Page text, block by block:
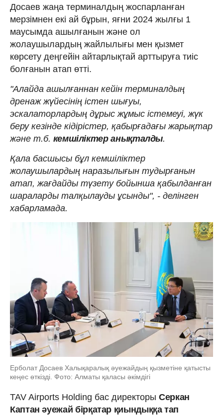
Досаев жаңа терминалдың жоспарланған
мерзімнен екі ай бұрын, яғни 2024 жылғы 1
маусымда ашылғанын және ол
жолаушылардың жайлылығы мен қызмет
көрсету деңгейін айтарлықтай арттыруға тиіс
болғанын атап өтті.
"Алайда ашылғаннан кейін терминалдың
дренаж жүйесінің істен шығуы,
эскалаторлардың дұрыс жұмыс істемеуі, жүк
беру кезінде кідірістер, қабырғадағы жарықтар
және т.б. кемшіліктер анықталды.
Қала басшысы бұл кемшіліктер
жолаушылардың наразылығын тудырғанын
атап, жағдайды түзету бойынша қабылданған
шараларды талқылауды ұсынды", - делінген
хабарламада.
Ерболат Досаев Халықаралық әуежайдың қызметіне қатысты
кеңес өткізді. Фото: Алматы қаласы әкімдігі
TAV Airports Holding бас директоры Серкан
Каптан әуежай бірқатар қиындыққа тап